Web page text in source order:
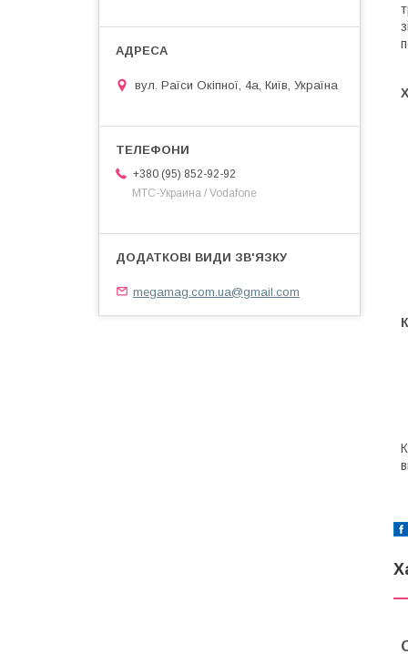
вул. Раїси Окіпної, 4а, Київ, Україна
+380 (95) 852-92-92
МТС-Украина / Vodafone
megamag.com.ua@gmail.com